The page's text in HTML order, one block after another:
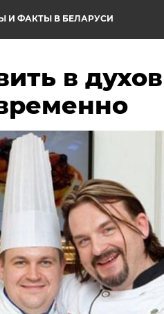
И ФАКТЫ В БЕЛАРУСИ
в